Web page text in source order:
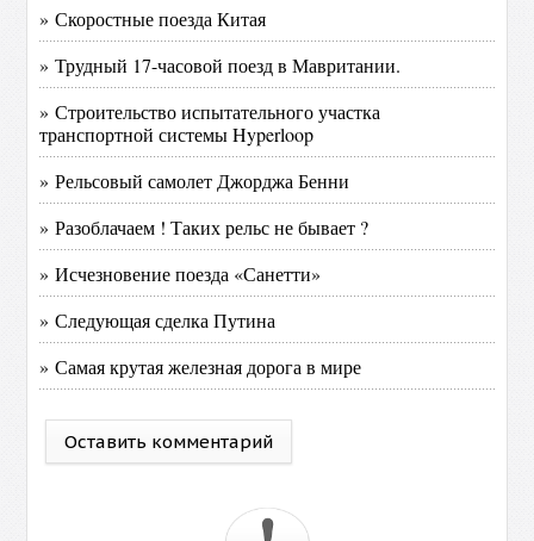
» Скоростные поезда Китая
» Трудный 17-часовой поезд в Мавритании.
» Строительство испытательного участка
транспортной системы Hyperloop
» Рельсовый самолет Джорджа Бенни
» Разоблачаем ! Таких рельс не бывает ?
» Исчезновение поезда «Санетти»
» Следующая сделка Путина
» Самая крутая железная дорога в мире
Оставить комментарий